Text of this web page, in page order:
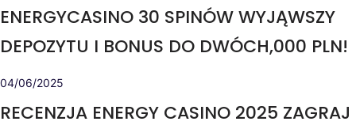
ENERGYCASINO 30 SPINÓW WYJĄWSZY
DEPOZYTU I BONUS DO DWÓCH,000 PLN!
04/06/2025
RECENZJA ENERGY CASINO 2025 ZAGRAJ